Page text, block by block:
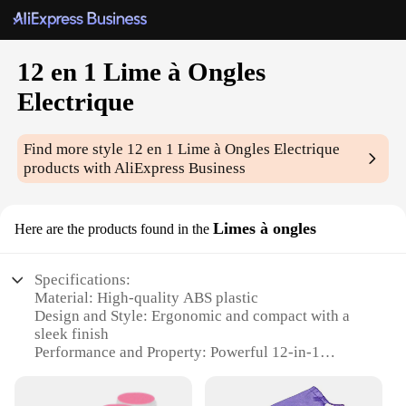
12 en 1 Lime à Ongles
Electrique
Find more style 12 en 1 Lime à Ongles Electrique
products with AliExpress Business
Here are the products found in the Limes à ongles
Specifications:
Material: High-quality ABS plastic
Design and Style: Ergonomic and compact with a
sleek finish
Performance and Property: Powerful 12-in-1
Parts and Accessories: Comes with a complete set of